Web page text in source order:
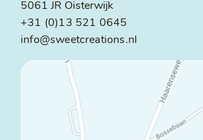
5061 JR Oisterwijk
+31 (0)13 521 0645
info@sweetcreations.nl